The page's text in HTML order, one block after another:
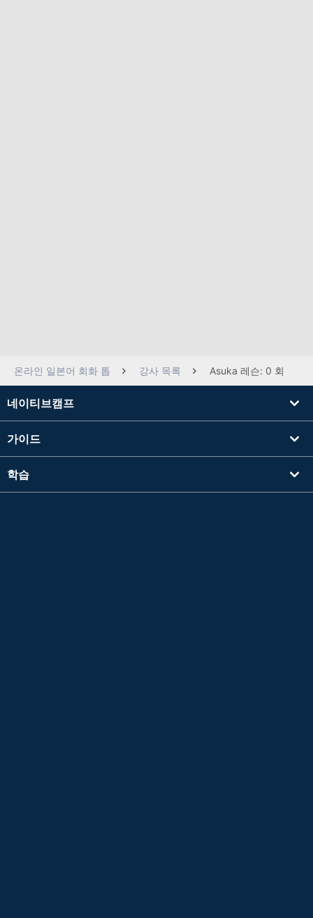
온라인 일본어 회화 톱 강사 목록 Asuka 레슨: 0 회
네이티브캠프
가이드
학습